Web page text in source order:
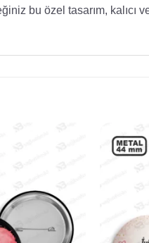
bu özel tasarım, kalıcı